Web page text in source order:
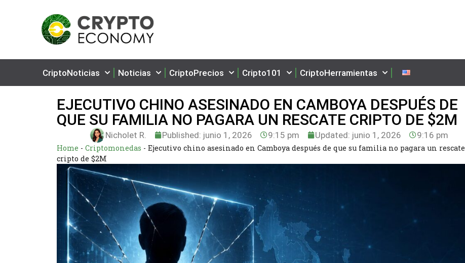
CriptoNoticias Noticias CriptoPrecios Cripto101 CriptoHerramientas
EJECUTIVO CHINO ASESINADO EN CAMBOYA DESPUÉS DE
QUE SU FAMILIA NO PAGARA UN RESCATE CRIPTO DE $2M
Nicholet R. Published: junio 1, 2026 9:15 pm Updated: junio 1, 2026 9:16 pm
Home - Criptomonedas - Ejecutivo chino asesinado en Camboya después de que su familia no pagara un rescate
cripto de $2M